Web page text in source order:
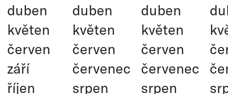
duben
květen
červen
září
říjen
duben
květen
červen
červenec
srpen
duben
květen
červen
červenec
srpen